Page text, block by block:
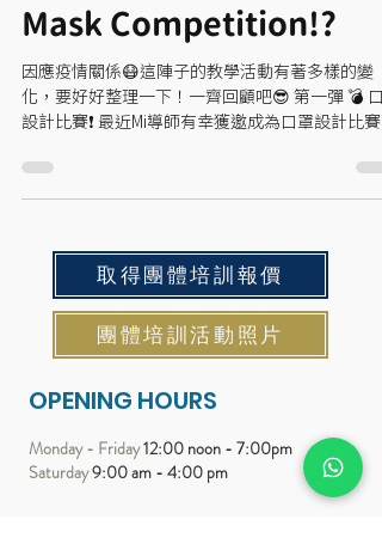
Mask Competition!?
因應疫情關係😷這陣子的教學活動有著多樣的變
化，要好好整理一下！一齊回顧吧😎 第一彈 💣 口
設計比賽❗️ 最近Mi導師有幸獲邀成為口罩設計比賽
Show 讓得獎者親身戴上口罩展示作品 🐈...
取得團體培訓報價
團體培訓活動照片
OPENING HOURS
Monday - Friday12:00 noon - 7:00pm
Saturday9:00 am - 4:00 pm